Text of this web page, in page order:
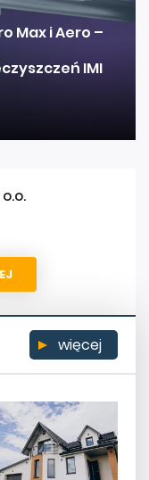
Max i Aero –
IMI
o.o.
więcej